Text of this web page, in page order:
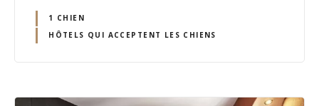
1 CHIEN
HÔTELS QUI ACCEPTENT LES CHIENS